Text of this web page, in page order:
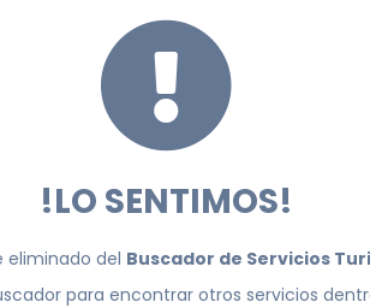
!LO SENTIMOS!
eliminado del Buscador de Servicios
para encontrar otros servicios